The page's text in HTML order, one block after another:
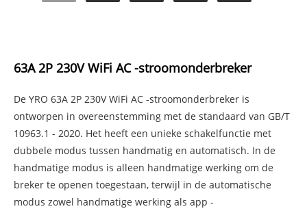
63A 2P 230V WiFi AC -stroomonderbreker
De YRO 63A 2P 230V WiFi AC -stroomonderbreker is
ontworpen in overeenstemming met de standaard van GB/T
10963.1 - 2020. Het heeft een unieke schakelfunctie met
dubbele modus tussen handmatig en automatisch. In de
handmatige modus is alleen handmatige werking om de
breker te openen toegestaan, terwijl in de automatische
modus zowel handmatige werking als app -